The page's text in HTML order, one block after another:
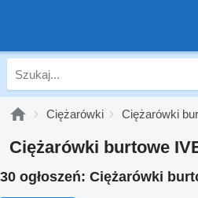
Ciężarówki Ciężarówki
Ciężarówki burtowe
30 ogłoszeń: Ciężarówki